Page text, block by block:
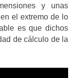
y unas
el extremo de lo
es que dichos
de cálculo de la